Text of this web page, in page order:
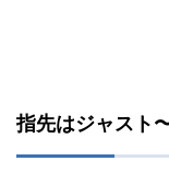
指先はジャスト